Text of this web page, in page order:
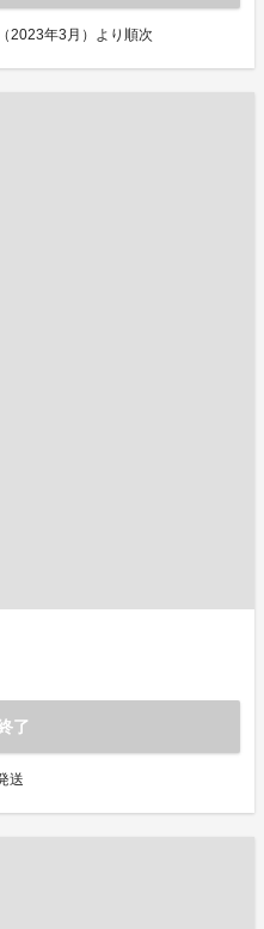
2023年3月）より順次
了
送